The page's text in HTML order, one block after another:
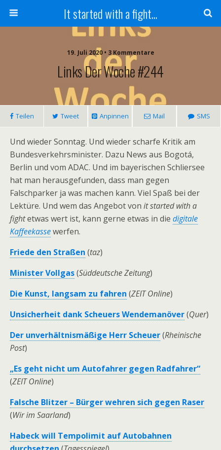
It started with a fight...
19. Juli 2020 • 3 Kommentare
Links Der Woche #244
Teilen Tweet Anpinnen Mail SMS
Und wieder Sonntag. Und wieder scharfe Kritik am
Bundesverkehrsminister. Dazu News aus Bogotá,
Berlin und vom ADAC. Und im bayerischen Schliersee
hat man herausgefunden, dass man gegen
Falschparker ja was machen kann. Viel Spaß bei der
Lektüre. Und wem das Angebot von it started with a
fightetwas wert ist, kann gerne etwas in die digitale
Kaffeekassewerfen.
Friede den Straßen (taz)
Minister Vollgas(Süddeutsche Zeitung)
Die Kunst, langsam zu fahren (ZEIT Online)
Unsicherheit dank Scheuers Wendemanöver(Quer)
Der unverhältnismäßige Herr Scheuer(Rheinische
Post)
„Es geht nicht um Autofahrer gegen Radfahrer“
(ZEIT Online)
Falsche Blitzer – Bürger wehren sich gegen Raser
(Wir im Saarland)
Habeck will Tempolimit auf Autobahnen